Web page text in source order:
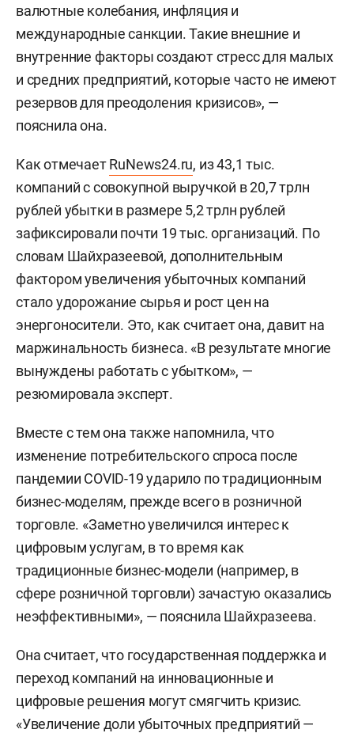
валютные колебания, инфляция и
международные санкции. Такие внешние и
внутренние факторы создают стресс для малых
и средних предприятий, которые часто не имеют
резервов для преодоления кризисов», —
пояснила она.
Как отмечаетRuNews24.ru, из 43,1 тыс.
компаний с совокупной выручкой в 20,7 трлн
рублей убытки в размере 5,2 трлн рублей
зафиксировали почти 19 тыс. организаций. По
словам Шайхразеевой, дополнительным
фактором увеличения убыточных компаний
стало удорожание сырья и рост цен на
энергоносители. Это, как считает она, давит на
маржинальность бизнеса. «В результате многие
вынуждены работать с убытком», —
резюмировала эксперт.
Вместе с тем она также напомнила, что
изменение потребительского спроса после
пандемии COVID-19 ударило по традиционным
бизнес-моделям, прежде всего в розничной
торговле. «Заметно увеличился интерес к
цифровым услугам, в то время как
традиционные бизнес-модели (например, в
сфере розничной торговли) зачастую оказались
неэффективными», — пояснила Шайхразеева.
Она считает, что государственная поддержка и
переход компаний на инновационные и
цифровые решения могут смягчить кризис.
«Увеличение доли убыточных предприятий —